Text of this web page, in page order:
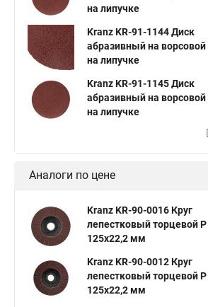
на липучке
Kranz KR-91-1144 Диск
абразивный на ворсовой
на липучке
Kranz KR-91-1145 Диск
абразивный на ворсовой
на липучке
Аналоги по цене
Kranz KR-90-0016 Круг
лепестковый торцевой P
125х22,2 мм
Kranz KR-90-0012 Круг
лепестковый торцевой P
125х22,2 мм